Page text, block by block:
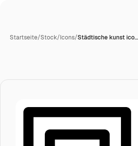
Startseite/Stock/Icons/Städtische kunst ico…